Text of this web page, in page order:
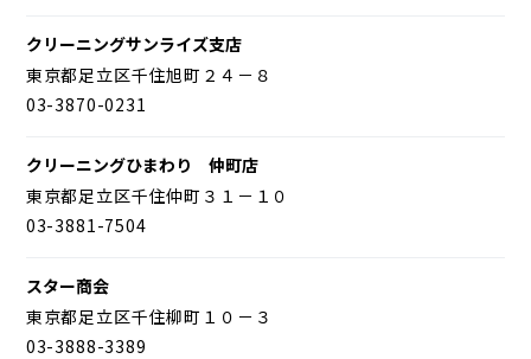
クリーニングサンライズ支店
東京都足立区千住旭町２４－８
03-3870-0231
クリーニングひまわり 仲町店
東京都足立区千住仲町３１－１０
03-3881-7504
スター商会
東京都足立区千住柳町１０－３
03-3888-3389